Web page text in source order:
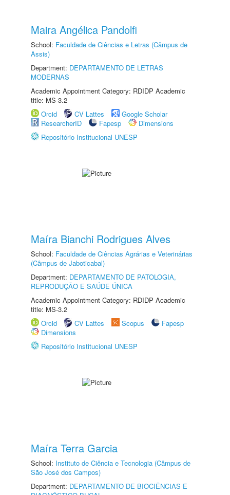
Maira Angélica Pandolfi
School: Faculdade de Ciências e Letras (Câmpus de
Assis)
Department: DEPARTAMENTO DE LETRAS
MODERNAS
Academic Appointment Category: RDIDP Academic
title: MS-3.2
Orcid
CV Lattes
Google Scholar
ResearcherID
Fapesp
Dimensions
Repositório Institucional UNESP
Maíra Bianchi Rodrigues Alves
School: Faculdade de Ciências Agrárias e Veterinárias
(Câmpus de Jaboticabal)
Department: DEPARTAMENTO DE PATOLOGIA,
REPRODUÇÃO E SAÚDE ÚNICA
Academic Appointment Category: RDIDP Academic
title: MS-3.2
Orcid
CV Lattes Scopus
Fapesp
Dimensions
Repositório Institucional UNESP
Maíra Terra Garcia
School: Instituto de Ciência e Tecnologia (Câmpus de
São José dos Campos)
Department: DEPARTAMENTO DE BIOCIÊNCIAS E